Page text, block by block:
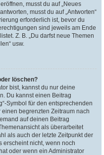
musst du auf „Neues
musst du auf „Antworten“
erforderlich ist, bevor du
sind jeweils am Ende
Z. B. „Du darfst neue Themen
usw.
löschen?
bist, kannst du nur deine
Du kannst einen Beitrag
Symbol für den entsprechenden
begrenzten Zeitraum nach
auf deinen Beitrag
als überarbeitet
als auch der letzte Zeitpunkt der
erscheint nicht, wenn noch
oder wenn ein Administrator